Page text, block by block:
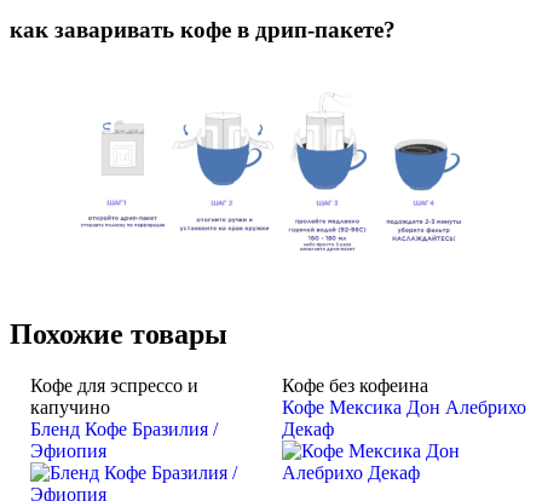
как заваривать кофе в дрип-пакете?
Похожие товары
Кофе без кофеина
Кофе Мексика Дон Алебрихо
Декаф
Кофе для эспрессо и
капучино
Бленд Кофе Бразилия /
Эфиопия